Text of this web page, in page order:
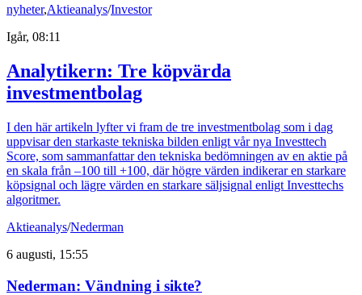
nyheter,Aktieanalys/Investor
Igår, 08:11
Analytikern: Tre köpvärda
investmentbolag
I den här artikeln lyfter vi fram de tre investmentbolag som i dag
uppvisar den starkaste tekniska bilden enligt vår nya Investtech
Score, som sammanfattar den tekniska bedömningen av en aktie på
en skala från –100 till +100, där högre värden indikerar en starkare
köpsignal och lägre värden en starkare säljsignal enligt Investtechs
algoritmer.
Aktieanalys/Nederman
6 augusti, 15:55
Nederman: Vändning i sikte?